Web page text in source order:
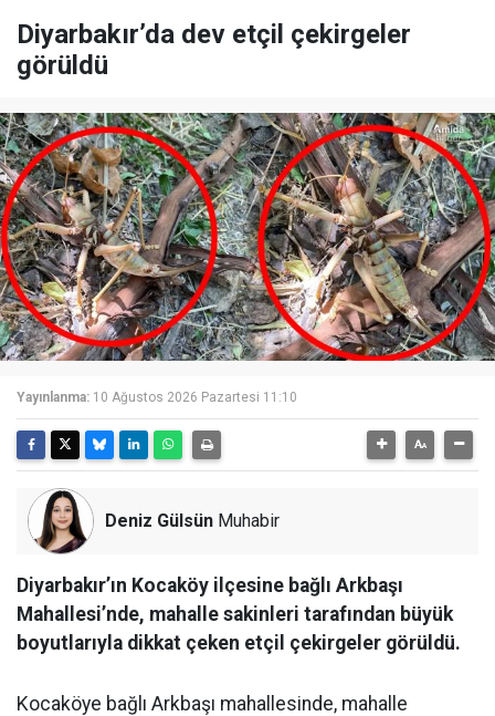
Diyarbakır’da dev etçil çekirgeler
görüldü
Yayınlanma: 10 Ağustos 2026 Pazartesi 11:10
Deniz Gülsün Muhabir
Diyarbakır’ın Kocaköy ilçesine bağlı Arkbaşı
Mahallesi’nde, mahalle sakinleri tarafından büyük
boyutlarıyla dikkat çeken etçil çekirgeler görüldü.
Kocaköye bağlı Arkbaşı mahallesinde, mahalle